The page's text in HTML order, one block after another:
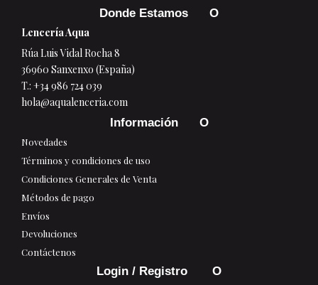
Donde Estamos
Lencería Aqua
Rúa Luis Vidal Rocha 8
36960 Sanxenxo (España)
T.: +34 986 724 039
hola@aqualenceria.com
Información
Novedades
Términos y condiciones de uso
Condiciones Generales de Venta
Métodos de pago
Envíos
Devoluciones
Contáctenos
Login / Registro